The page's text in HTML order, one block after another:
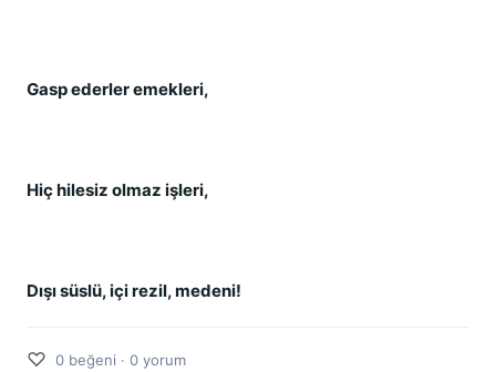
Gasp ederler emekleri,
Hiç hilesiz olmaz işleri,
Dışı süslü, içi rezil, medeni!
♡ 0 beğeni · 0 yorum